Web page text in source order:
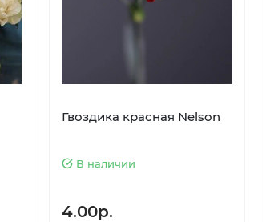
Гвоздика красная Nelson
В наличии
4.00р.